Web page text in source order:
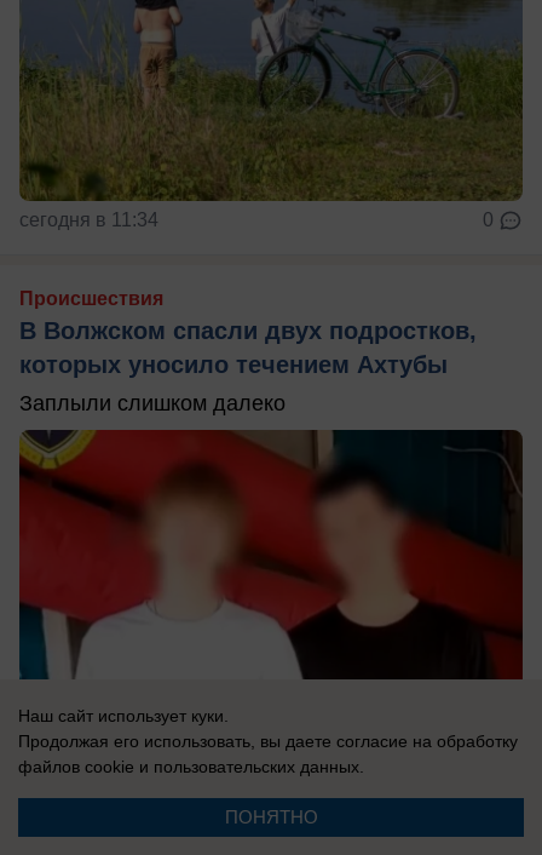
сегодня в 11:34 0
Происшествия
В Волжском спасли двух подростков,
которых уносило течением Ахтубы
Заплыли слишком далеко
Наш сайт использует куки.
Продолжая его использовать, вы даете согласие на обработку
файлов cookie и пользовательских данных.
ПОНЯТНО